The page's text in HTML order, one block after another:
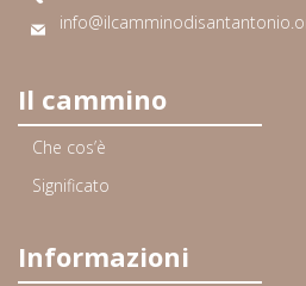
Il cammino
Che cos’è
Significato
Informazioni